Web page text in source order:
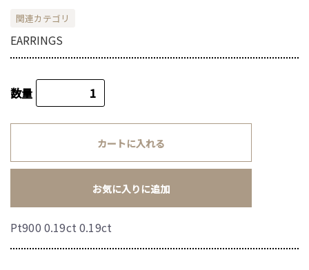
関連カテゴリ
EARRINGS
数量
カートに入れる
お気に入りに追加
Pt900 0.19ct 0.19ct